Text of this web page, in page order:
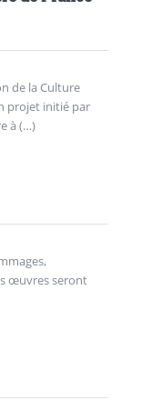
de la Culture
projet initié par
à (…)
œuvres seront